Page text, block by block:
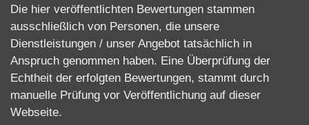
Die hier veröffentlichten Bewertungen stammen
ausschließlich von Personen, die unsere
Dienstleistungen / unser Angebot tatsächlich in
Anspruch genommen haben. Eine Überprüfung der
Echtheit der erfolgten Bewertungen, stammt durch
manuelle Prüfung vor Veröffentlichung auf dieser
Webseite.